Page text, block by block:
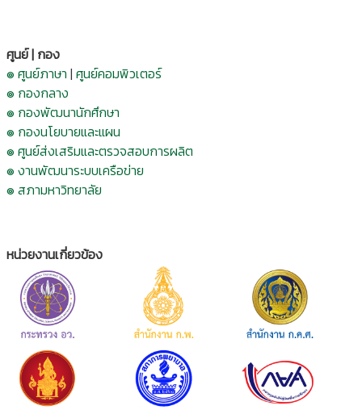
ศูนย์ | กอง
๏ ศูนย์ภาษา | ศูนย์คอมพิวเตอร์
๏ กองกลาง
๏ กองพัฒนานักศึกษา
๏ กองนโยบายและแผน
๏ ศูนย์ส่งเสริมและตรวจสอบการผลิต
๏ งานพัฒนาระบบเครือข่าย
๏ สภามหาวิทยาลัย
หน่วยงานเกี่ยวข้อง